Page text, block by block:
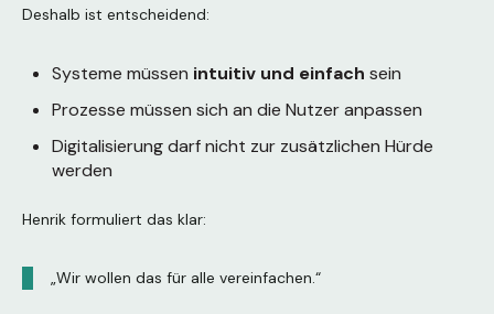
Deshalb ist entscheidend:
Systeme müssen intuitiv und einfach sein
Prozesse müssen sich an die Nutzer anpassen
Digitalisierung darf nicht zur zusätzlichen Hürde
werden
Henrik formuliert das klar:
„Wir wollen das für alle vereinfachen.“